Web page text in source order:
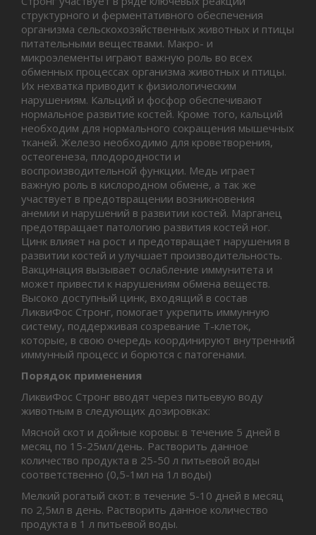
структурного и ферментативного обеспечения
организма сельскохозяйственных животных и птицы
питательными веществами. Макро- и
микроэлементы играют важную роль во всех
обменных процессах организма животных и птицы.
Их нехватка приводит к физиологическим
нарушениям. Кальций и фосфор обеспечивают
нормальное развитие костей. Кроме того, кальций
необходим для нормального сокращения мышечных
тканей. Железо необходимо для кроветворения,
остеогенеза, плодородности и
воспроизводительной функции. Медь играет
важную роль в кислородном обмене, а так же
участвует в предотвращении возникновения
анемии и нарушений в развитии костей. Марганец
предотвращает патологию развития костей ног.
Цинк влияет на рост и предотвращает нарушения в
развитии костей и улучшает производительность.
Вакцинация вызывает ослабление иммунитета и
может привести к нарушениям обмена веществ.
Высоко доступный цинк, входящий в состав
ЛиквиФос Стронг, помогает укрепить иммунную
систему, поддерживая созревание Т-клеток,
которые, в свою очередь координируют внутренний
иммунный процесс и борются с патогенами.
Порядок применения
ЛиквиФос Стронг вводят через питьевую воду
животным в следующих дозировках:
Мясной скот и дойные коровы: в течение 5 дней в
месяц по 15-25мл/день. Растворить данное
количество продукта в 25-50 л питьевой воды
соответственно (0,5-1мл на 1л воды)
Мелкий рогатый скот: в течение 5-10 дней в месяц
по 2,5мл в день. Растворить данное количество
продукта в 1 л питьевой воды.